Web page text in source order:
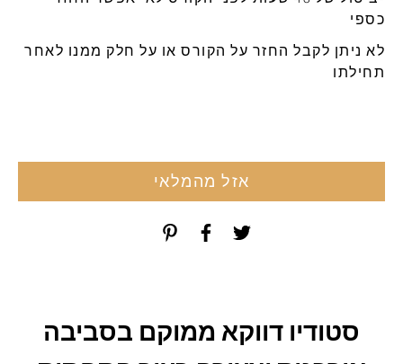
כספי
לא ניתן לקבל החזר על הקורס או על חלק ממנו לאחר
תחילתו
אזל מהמלאי
סטודיו דווקא ממוקם בסביבה